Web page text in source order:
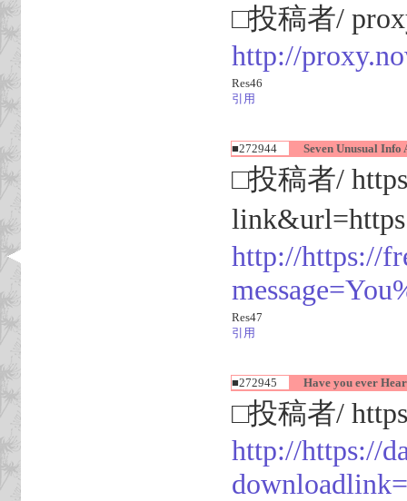
□投稿者/
http://
Res46
引用
■272944 Seven Unusual Info
□投稿者/
http://https://
Res47
引用
■272945 Have you ever
□投稿者/
http://https://